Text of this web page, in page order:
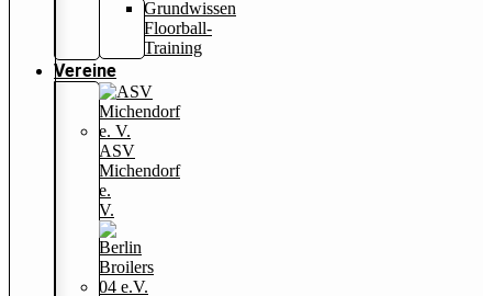
Grundwissen
Floorball-
Training
Vereine
ASV
Michendorf
e.
V.